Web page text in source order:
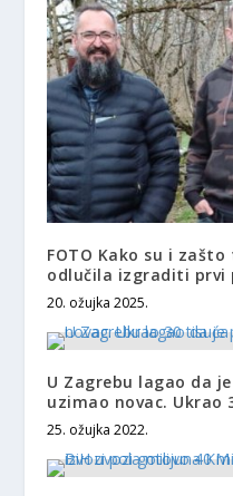
FOTO Kako su i
odlučila izgraditi prvi
20. ožujka 2025.
U Zagrebu lagao da
uzimao novac. Ukrao
25. ožujka 2022.